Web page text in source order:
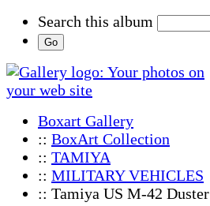
Search this album
Boxart Gallery
:: BoxArt Collection
:: TAMIYA
:: MILITARY VEHICLES
:: Tamiya US M-42 Duster